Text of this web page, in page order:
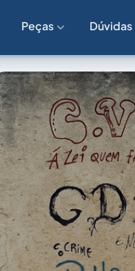
Peças Dúvidas